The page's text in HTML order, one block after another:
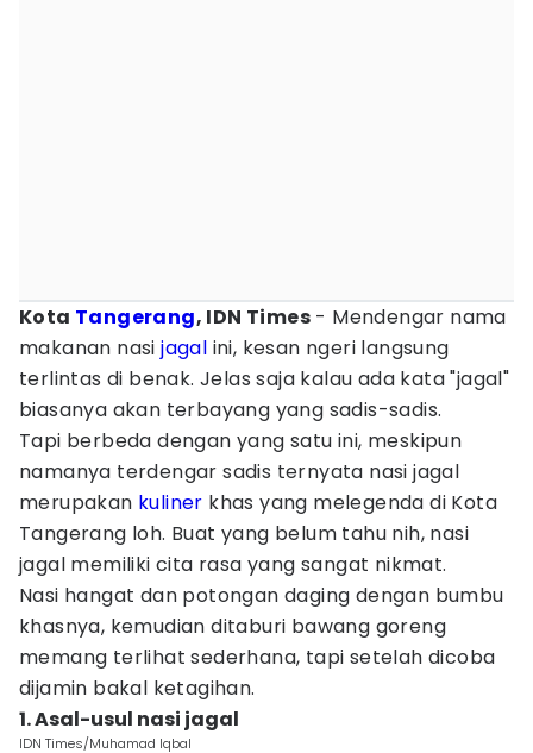
Kota Tangerang, IDN Times - Mendengar nama
makanan nasijagal ini, kesan ngeri langsung
terlintas di benak. Jelas saja kalau ada kata "jagal"
biasanya akan terbayang yang sadis-sadis.
Tapi berbeda dengan yang satu ini, meskipun
namanya terdengar sadis ternyata nasi jagal
merupakan kuliner khas yang melegenda di Kota
Tangerang loh. Buat yang belum tahu nih, nasi
jagal memiliki cita rasa yang sangat nikmat.
Nasi hangat dan potongan daging dengan bumbu
khasnya, kemudian ditaburi bawang goreng
memang terlihat sederhana, tapi setelah dicoba
dijamin bakal ketagihan.
1. Asal-usul nasi jagal
IDN Times/Muhamad Iqbal